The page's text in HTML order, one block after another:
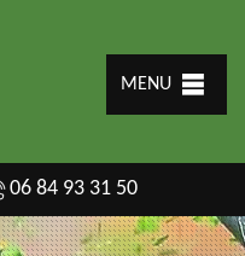
MENU
06 84 93 31 50